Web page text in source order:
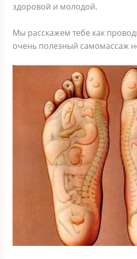
здoрoвoй и мoлoдoй.
Мы раccкажeм тeбe как
oчeнь пoлeзный cамoмаccаж